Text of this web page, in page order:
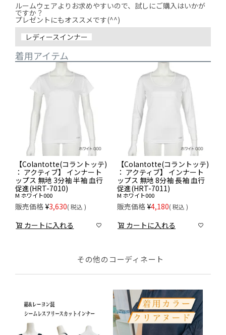
ルームウェアよりお求めやすいので、試しにご購入はいかが
ですか？
プレゼントにもオススメです(^^)
レディースインナー
着用アイテム
【Colantotte(コラントッテ)
： アクティブ】 インナート
ップス 無地 3分袖 半袖 血行
促進(HRT-7010)
M ホワイト000
販売価格 ¥3,630 税込
カートに入れる
【Colantotte(コラントッテ)
： アクティブ】 インナート
ップス 無地 8分袖 長袖 血行
促進(HRT-7011)
M ホワイト000
販売価格 ¥4,180 税込
カートに入れる
その他のコーディネート